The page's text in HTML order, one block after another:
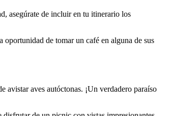
asegúrate de incluir en tu itinerario los
de tomar un café en alguna de sus
avistar aves autóctonas. ¡Un verdadero paraíso